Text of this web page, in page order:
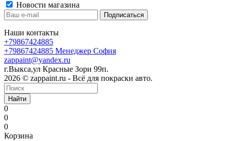
Новости магазина
Наши контакты
+79867424885
+79867424885 Менеджер София
zappaint@yandex.ru
г.Выкса,ул Красные Зори 99п.
2026 © zappaint.ru - Всё для покраски авто.
Найти
0
0
0
Корзина